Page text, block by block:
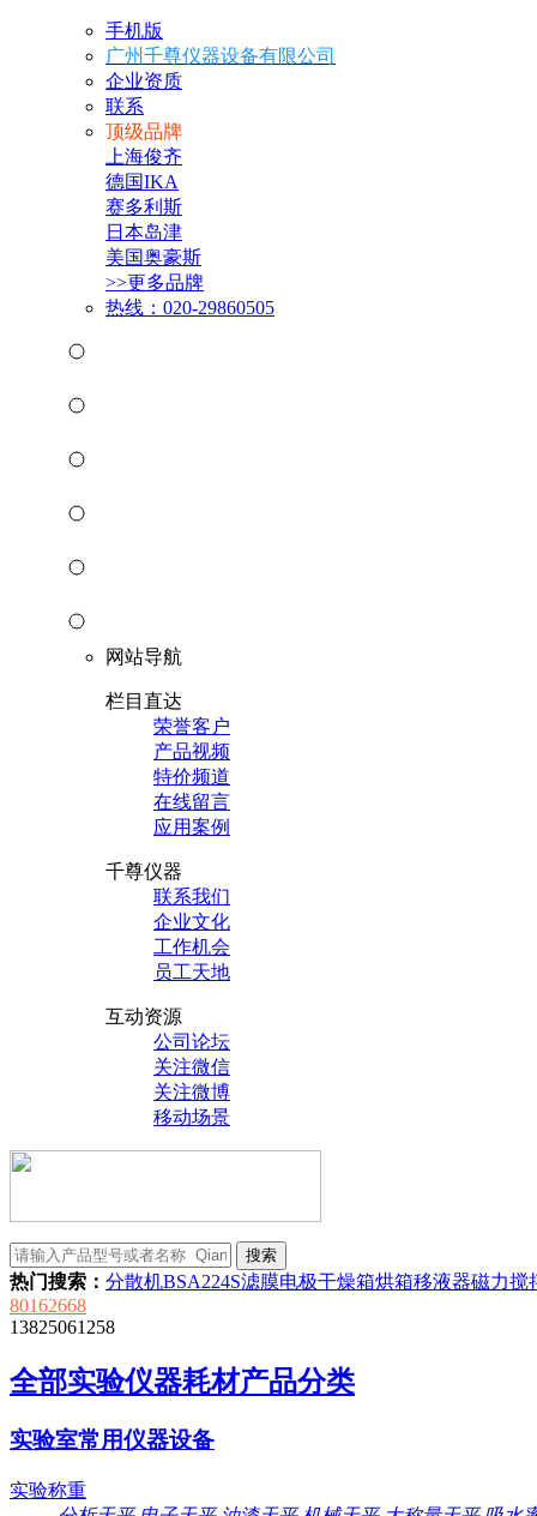
手机版
广州千尊仪器设备有限公司
企业资质
联系
顶级品牌
上海俊齐
德国IKA
赛多利斯
日本岛津
美国奥豪斯
>>更多品牌
热线：020-29860505
网站导航
栏目直达
荣誉客户
产品视频
特价频道
在线留言
应用案例
千尊仪器
联系我们
企业文化
工作机会
员工天地
互动资源
公司论坛
关注微信
关注微博
移动场景
热门搜索： 分散机BSA224S滤膜电极干燥箱烘箱移液器磁力搅
80162668
13825061258
全部实验仪器耗材产品分类
实验室常用仪器设备
实验称重